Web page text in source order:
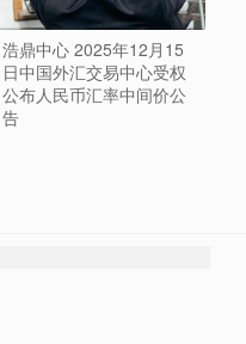
浩鼎中心 2025年12月15
日中国外汇交易中心受权
公布人民币汇率中间价公
告